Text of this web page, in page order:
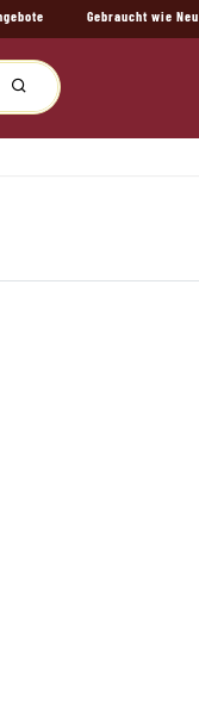
Gebraucht wie Neu